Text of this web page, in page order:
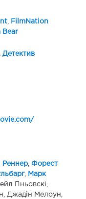
,
FilmNation
Bear
Детектив
Реннер, Форест
,
Марк
Пньовскі,
Джадін Мелоун,